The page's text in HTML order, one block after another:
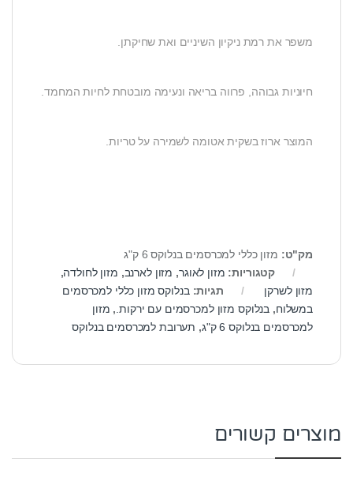
משפר את רמת ניקיון השיניים ואת שחיקתן.
חיוניות גבוהה, פרווה בריאה ונעימה מובטחת לחיות המחמד.
המוצר ארוז בשקית אטומה לשמירה על טריות.
מק"ט: מזון כללי למכרסמים בנלוקס 6 ק"ג
קטגוריות: מזון לאוגר, מזון לארנב, מזון לחולדה,
מזון לשרקן
תגיות:בנלוקס מזון כללי למכרסמים
במשלוח, בנלוקס מזון למכרסמים עם ירקות. , מזון
למכרסמים בנלוקס 6 ק"ג
, תערובת למכרסמים בנלוקס
מוצרים קשורים